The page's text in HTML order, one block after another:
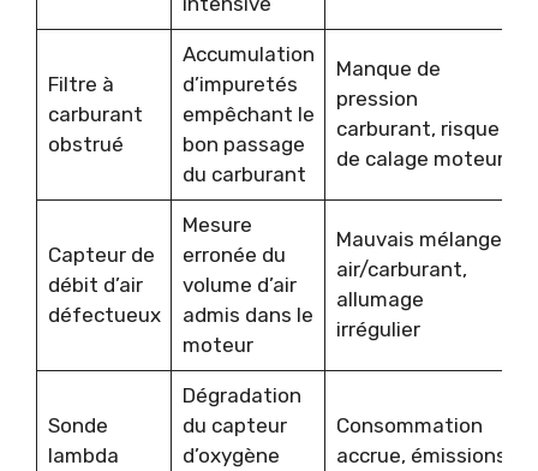
Filtre à
carburant
obstrué
Accumulation
d’impuretés
empêchant le
bon passage
du carburant
Manque de
pression
carburant, risque
de calage moteur
Capteur de
débit d’air
défectueux
Mesure
erronée du
volume d’air
admis dans le
moteur
Mauvais mélange
air/carburant,
allumage
irrégulier
Sonde
lambda
Dégradation
du capteur
d’oxygène
Consommation
accrue, émissions